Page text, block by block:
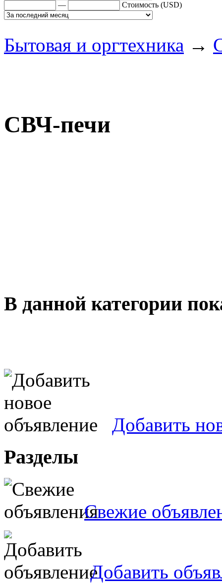
— Стоимость (USD)
Бытовая и оргтехника →
СВЧ-печи
В данной категории
Добавить
Разделы
Свежие
Добавить